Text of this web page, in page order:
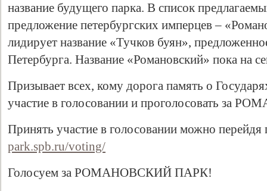
название будущего парка. В список
предложение петербургских имперцев –
лидирует название «Тучков буян»,
Петербурга. Название «Романовский» пока на
Призывает всех, кому дорога память о
участие в голосовании и проголосовать за
Принять участие в голосовании можно перейдя
park.spb.ru/voting/
Голосуем за РОМАНОВСКИЙ ПАРК!